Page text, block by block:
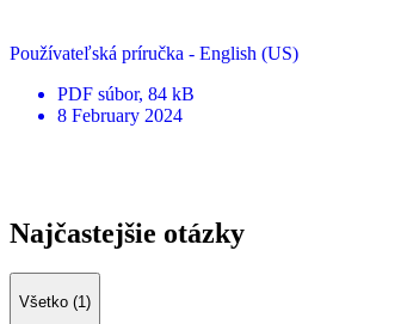
Používateľská príručka - English (US)
PDF súbor, 84 kB
8 February 2024
Najčastejšie otázky
Všetko (1)